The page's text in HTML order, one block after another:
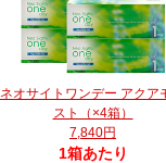
ネオサイトワンデー アクア
スト（×4箱）
7,840円
1箱あたり